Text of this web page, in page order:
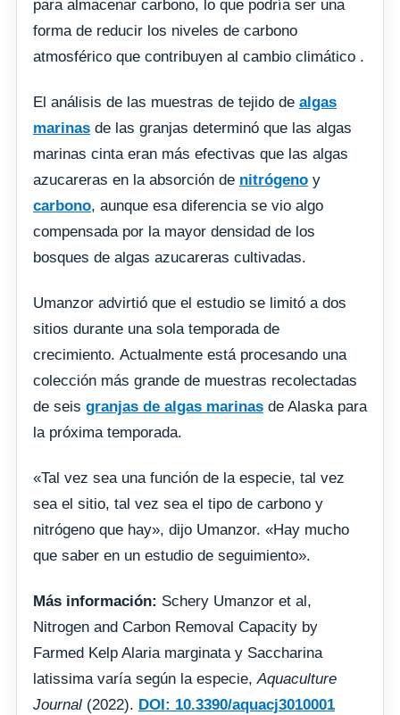
para almacenar carbono, lo que podría ser una
forma de reducir los niveles de carbono
atmosférico que contribuyen al cambio climático .
El análisis de las muestras de tejido de algas
marinas de las granjas determinó que las algas
marinas cinta eran más efectivas que las algas
azucareras en la absorción de nitrógeno y
carbono, aunque esa diferencia se vio algo
compensada por la mayor densidad de los
bosques de algas azucareras cultivadas.
Umanzor advirtió que el estudio se limitó a dos
sitios durante una sola temporada de
crecimiento. Actualmente está procesando una
colección más grande de muestras recolectadas
de seis granjas de algas marinas de Alaska para
la próxima temporada.
«Tal vez sea una función de la especie, tal vez
sea el sitio, tal vez sea el tipo de carbono y
nitrógeno que hay», dijo Umanzor. «Hay mucho
que saber en un estudio de seguimiento».
Más información: Schery Umanzor et al,
Nitrogen and Carbon Removal Capacity by
Farmed Kelp Alaria marginata y Saccharina
latissima varía según la especie,Aquaculture
Journal (2022). DOI: 10.3390/aquacj3010001